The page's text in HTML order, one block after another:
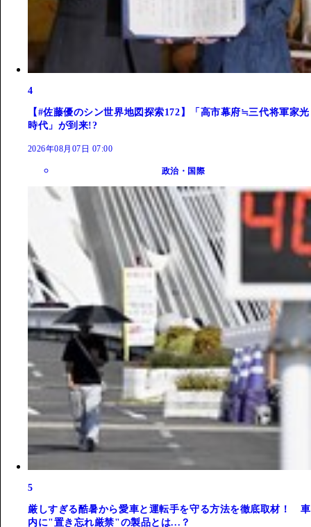
4
【#佐藤優のシン世界地図探索172】「高市幕府≒三代将軍家光
時代」が到来!?
2026年08月07日 07:00
政治・国際
5
厳しすぎる酷暑から愛車と運転手を守る方法を徹底取材！ 車
内に"置き忘れ厳禁"の製品とは...？